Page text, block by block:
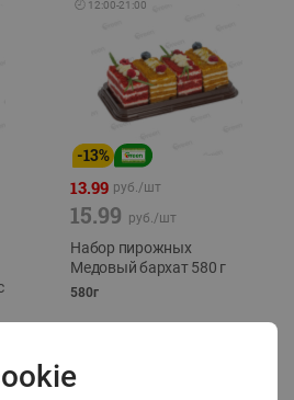
🕘 12:00-21:00
-13%
13.99 руб./шт
15.99 руб./шт
Набор пирожных
Медовый бархат 580 г
580г